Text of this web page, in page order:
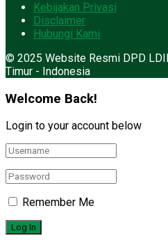
Kebijakan Privasi
Disclaimer
Hubungi Kami
© 2025 Website Resmi DPD
Timur - Indonesia
Welcome Back!
Login to your account below
Remember Me